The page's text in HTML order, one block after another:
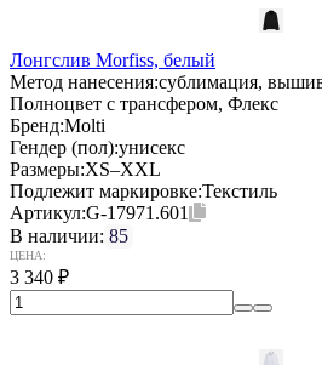
Лонгслив Morfiss, белый
Метод нанесения:сублимация,
Полноцвет с трансфером, Флекс
Бренд:Molti
Гендер (пол):унисекс
Размеры:XS–XXL
Подлежит маркировке:Текстиль
Артикул:G-17971.601
В наличии: 85
ЦЕНА:
3 340 ₽